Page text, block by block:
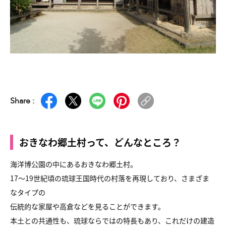
Share :
おきなわ郷土村って、どんなところ？
海洋博公園の中にあるおきなわ郷土村。
17～19世紀頃の琉球王国時代の村落を再現しており、さまざま
なタイプの
伝統的な家屋や高倉などを見ることができます。
本土との共通性も、琉球ならではの特長もあり、これだけの建造